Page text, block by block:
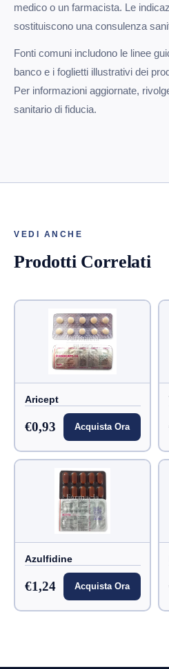
medico o un farmacista. Le
sostituiscono una consulenza
Fonti comuni includono le linee
banco e i foglietti illustrativi dei
Per informazioni aggiornate,
sanitario di fiducia.
VEDI ANCHE
Prodotti Correlati
Aricept
€0,93 Acquista Ora
Azulfidine
€1,24 Acquista Ora